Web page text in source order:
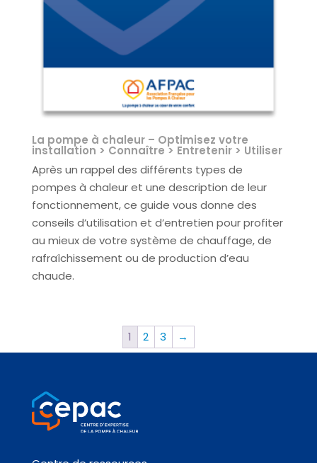
La pompe à chaleur – Optimisez votre
installation > Connaître > Entretenir > Utiliser
Après un rappel des différents types de
pompes à chaleur et une description de leur
fonctionnement, ce guide vous donne des
conseils d’utilisation et d’entretien pour profiter
au mieux de votre système de chauffage, de
rafraîchissement ou de production d’eau
chaude.
1 2 3 →